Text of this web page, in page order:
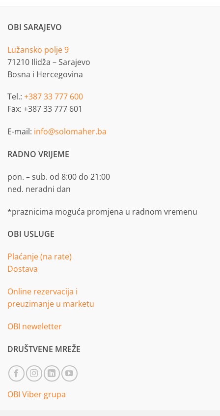
OBI SARAJEVO
Lužansko polje 9
71210 Ilidža – Sarajevo
Bosna i Hercegovina
Tel.: +387 33 777 600
Fax: +387 33 777 601
E-mail: info@solomaher.ba
RADNO VRIJEME
pon. – sub. od 8:00 do 21:00
ned. neradni dan
*praznicima moguća promjena u radnom vremenu
OBI USLUGE
Plaćanje (na rate)
Dostava
Online rezervacija i
preuzimanje u marketu
OBI neweletter
DRUŠTVENE MREŽE
OBI Viber grupa